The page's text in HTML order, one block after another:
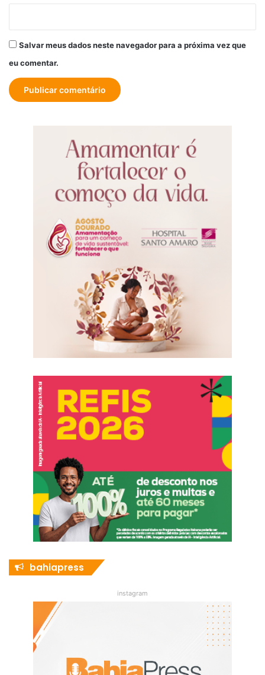
Salvar meus dados neste navegador para a próxima vez que
eu comentar.
bahiapress
instagram